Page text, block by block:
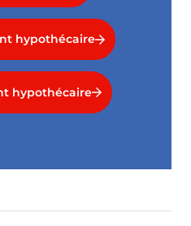
hypothécaire
hypothécaire